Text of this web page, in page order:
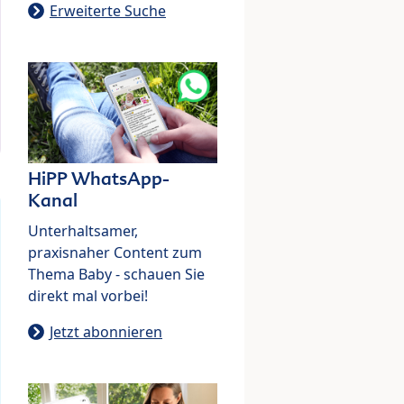
Erweiterte Suche
HiPP WhatsApp-
Kanal
Unterhaltsamer,
praxisnaher Content zum
Thema Baby - schauen Sie
direkt mal vorbei!
Jetzt abonnieren